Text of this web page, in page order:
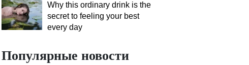
Why this ordinary drink is the
secret to feeling your best
every day
Популярные новости